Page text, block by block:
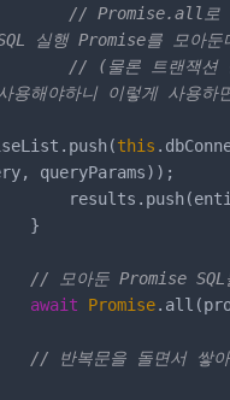
// Promise.all로
실행 Promise를 모아둔
// (물론 트랜잭션
용해야하니 이렇게 사용
this
queryParams));
// 모아둔 Promise SQL
await
Promise
// 반복문을 돌면서 쌓